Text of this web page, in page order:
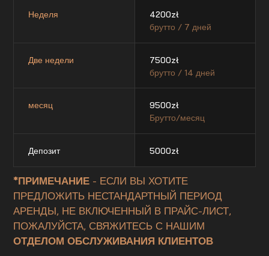
Неделя 4200zł
брутто / 7 дней
Две недели 7500zł
брутто / 14 дней
месяц 9500zł
Брутто/месяц
Депозит 5000zł
*ПРИМЕЧАНИЕ - ЕСЛИ ВЫ ХОТИТЕ
ПРЕДЛОЖИТЬ НЕСТАНДАРТНЫЙ ПЕРИОД
АРЕНДЫ, НЕ ВКЛЮЧЕННЫЙ В ПРАЙС-ЛИСТ,
ПОЖАЛУЙСТА, СВЯЖИТЕСЬ С НАШИМ
ОТДЕЛОМ ОБСЛУЖИВАНИЯ КЛИЕНТОВ